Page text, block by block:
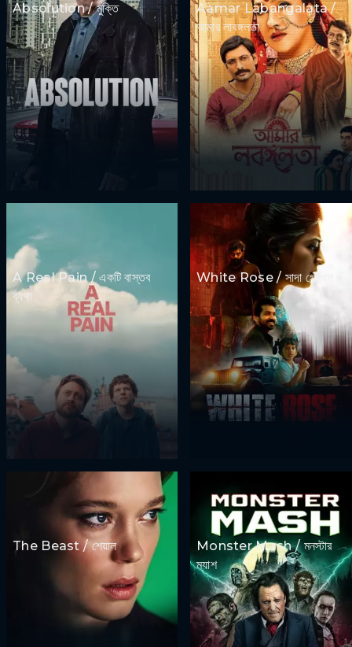
Absolution / মুক্তি
Aamar Labangalata /
আমার লাবঙ্গলতা
A Real Pain / একটি বাস্তব
ব্যথা
White Rose / সাদা গোলাপ
The Beast / শেয়াল
Monster Mash / মনস্টার
ম্যাশ